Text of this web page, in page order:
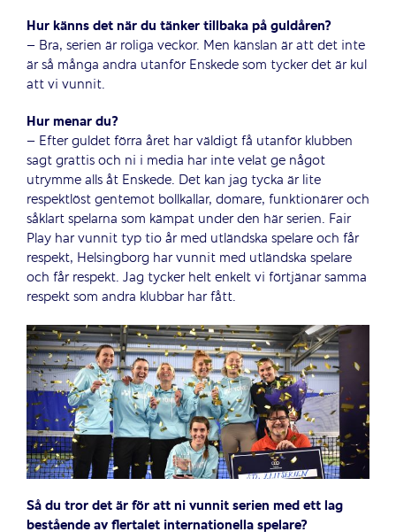
Hur känns det när du tänker tillbaka på guldåren?
– Bra, serien är roliga veckor. Men känslan är att det inte
är så många andra utanför Enskede som tycker det är kul
att vi vunnit.
Hur menar du?
– Efter guldet förra året har väldigt få utanför klubben
sagt grattis och ni i media har inte velat ge något
utrymme alls åt Enskede. Det kan jag tycka är lite
respektlöst gentemot bollkallar, domare, funktionärer och
såklart spelarna som kämpat under den här serien. Fair
Play har vunnit typ tio år med utländska spelare och får
respekt, Helsingborg har vunnit med utländska spelare
och får respekt. Jag tycker helt enkelt vi förtjänar samma
respekt som andra klubbar har fått.
Så du tror det är för att ni vunnit serien med ett lag
bestående av flertalet internationella spelare?